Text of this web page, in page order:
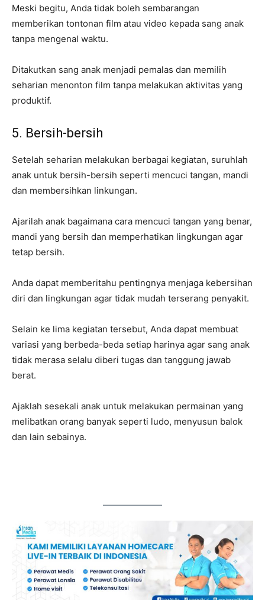
Meski begitu, Anda tidak boleh sembarangan
memberikan tontonan film atau video kepada sang anak
tanpa mengenal waktu.
Ditakutkan sang anak menjadi pemalas dan memilih
seharian menonton film tanpa melakukan aktivitas yang
produktif.
5. Bersih-bersih
Setelah seharian melakukan berbagai kegiatan, suruhlah
anak untuk bersih-bersih seperti mencuci tangan, mandi
dan membersihkan linkungan.
Ajarilah anak bagaimana cara mencuci tangan yang benar,
mandi yang bersih dan memperhatikan lingkungan agar
tetap bersih.
Anda dapat memberitahu pentingnya menjaga kebersihan
diri dan lingkungan agar tidak mudah terserang penyakit.
Selain ke lima kegiatan tersebut, Anda dapat membuat
variasi yang berbeda-beda setiap harinya agar sang anak
tidak merasa selalu diberi tugas dan tanggung jawab
berat.
Ajaklah sesekali anak untuk melakukan permainan yang
melibatkan orang banyak seperti ludo, menyusun balok
dan lain sebainya.